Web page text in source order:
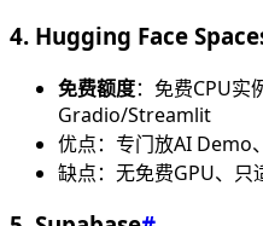
4. Hugging Face
免费额度：免费CPU实
Gradio/Streamlit
优点：专门放AI Demo
缺点：无免费GPU、只